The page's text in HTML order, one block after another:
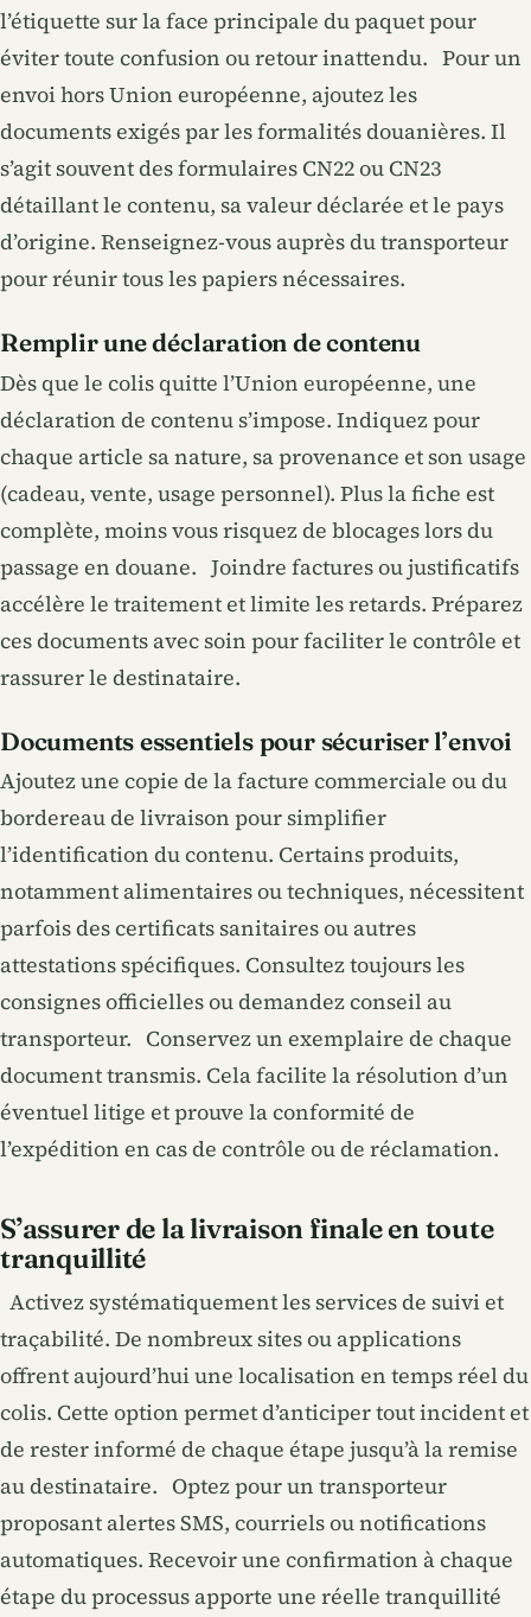
l’étiquette sur la face principale du paquet pour
éviter toute confusion ou retour inattendu. Pour un
envoi hors Union européenne, ajoutez les
documents exigés par les formalités douanières. Il
s’agit souvent des formulaires CN22 ou CN23
détaillant le contenu, sa valeur déclarée et le pays
d’origine. Renseignez-vous auprès du transporteur
pour réunir tous les papiers nécessaires.
Remplir une déclaration de contenu
Dès que le colis quitte l’Union européenne, une
déclaration de contenu s’impose. Indiquez pour
chaque article sa nature, sa provenance et son usage
(cadeau, vente, usage personnel). Plus la fiche est
complète, moins vous risquez de blocages lors du
passage en douane. Joindre factures ou justificatifs
accélère le traitement et limite les retards. Préparez
ces documents avec soin pour faciliter le contrôle et
rassurer le destinataire.
Documents essentiels pour sécuriser l’envoi
Ajoutez une copie de la facture commerciale ou du
bordereau de livraison pour simplifier
l’identification du contenu. Certains produits,
notamment alimentaires ou techniques, nécessitent
parfois des certificats sanitaires ou autres
attestations spécifiques. Consultez toujours les
consignes officielles ou demandez conseil au
transporteur. Conservez un exemplaire de chaque
document transmis. Cela facilite la résolution d’un
éventuel litige et prouve la conformité de
l’expédition en cas de contrôle ou de réclamation.
S’assurer de la livraison finale en toute
tranquillité
Activez systématiquement les services de suivi et
traçabilité. De nombreux sites ou applications
offrent aujourd’hui une localisation en temps réel du
colis. Cette option permet d’anticiper tout incident et
de rester informé de chaque étape jusqu’à la remise
au destinataire. Optez pour un transporteur
proposant alertes SMS, courriels ou notifications
automatiques. Recevoir une confirmation à chaque
étape du processus apporte une réelle tranquillité